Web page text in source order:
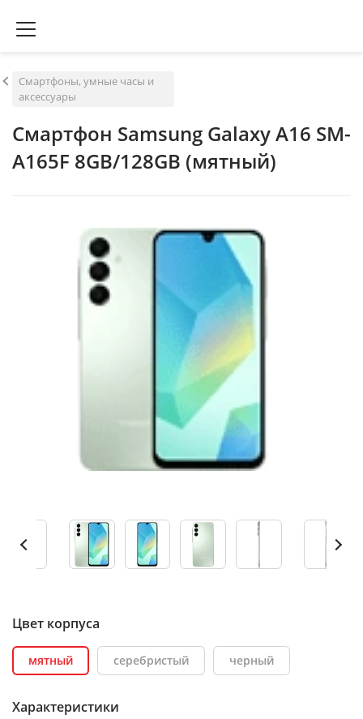
Смартфоны, умные часы и
аксессуары
Смартфон Samsung Galaxy A16 SM-
A165F 8GB/128GB (мятный)
Цвет корпуса
мятный серебристый черный
Характеристики